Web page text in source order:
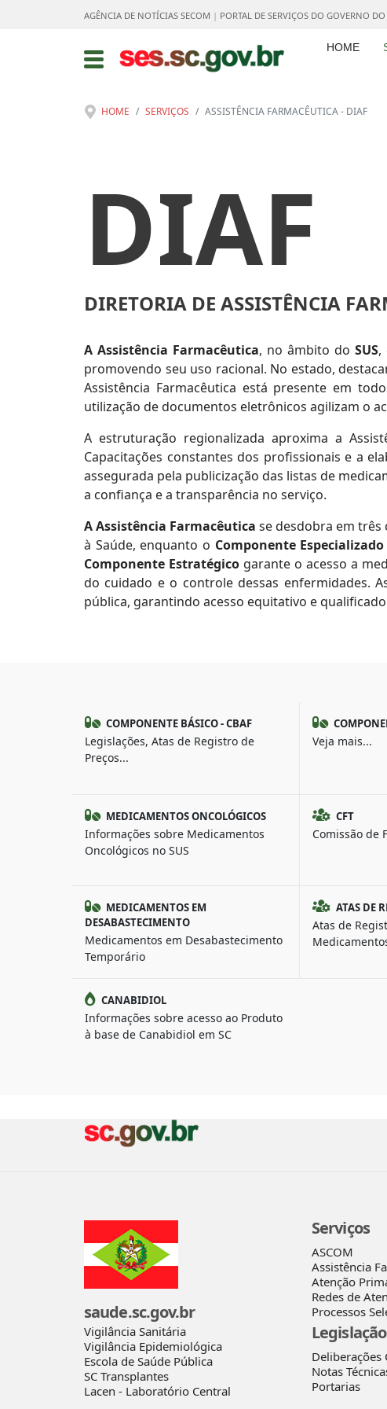
AGÊNCIA DE NOTÍCIAS SECOM | PORTAL DE SERVIÇOS DO GOVERNO DO
HOME
HOME SERVIÇOS ASSISTÊNCIA FARMACÊUTICA - DIAF
DIAF
DIRETORIA DE ASSISTÊNCIA
A Assistência Farmacêutica, no âmbito doSUS,
promovendo seu uso racional. No estado,
Assistência Farmacêutica está presente em
utilização de documentos eletrônicos agilizam o
A estruturação regionalizada aproxima a
Capacitações constantes dos profissionais e a
assegurada pela publicização das listas de
a confiança e a transparência no serviço.
A Assistência Farmacêutica se desdobra em três
à Saúde, enquanto o Componente Especializado
Componente Estratégico garante o acesso a
do cuidado e o controle dessas enfermidades.
pública, garantindo acesso equitativo e
COMPONENTE BÁSICO - CBAF
Legislações, Atas de Registro de
Preços...
Veja mais...
MEDICAMENTOS ONCOLÓGICOS
Informações sobre Medicamentos
Oncológicos no SUS
CFT
Comissão de
MEDICAMENTOS EM
DESABASTECIMENTO
Medicamentos em Desabastecimento
Temporário
ATAS DE
Atas de
CANABIDIOL
Informações sobre acesso ao Produto
à base de Canabidiol em SC
saude.sc.gov.br
Vigilância Sanitária
Vigilância Epidemiológica
Escola de Saúde Pública
SC Transplantes
Lacen - Laboratório Central
Serviços
ASCOM
Assistência
Atenção
Redes de
Processos
Legislação
Deliberações
Notas
Portarias